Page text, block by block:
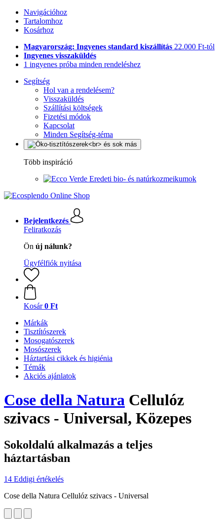
Navigációhoz
Tartalomhoz
Kosárhoz
Magyarország: Ingyenes standard kiszállítás 22.000 Ft-tól
Ingyenes visszaküldés
1 ingyenes próba minden rendeléshez
Segítség
Hol van a rendelésem?
Visszaküldés
Szállítási költségek
Fizetési módok
Kapcsolat
Minden Segítség-téma
Több inspiráció
Eredeti bio- és natúrkozmeikumok
Bejelentkezés
Feliratkozás
Ön új nálunk?
Ügyfélfiók nyitása
Kosár 0 Ft
Márkák
Tisztítószerek
Mosogatószerek
Mosószerek
Háztartási cikkek és higiénia
Témák
Akciós ajánlatok
Cose della Natura Cellulóz
szivacs - Universal, Közepes
Sokoldalú alkalmazás a teljes
háztartásban
14 Eddigi értékelés
Cose della Natura Cellulóz szivacs - Universal